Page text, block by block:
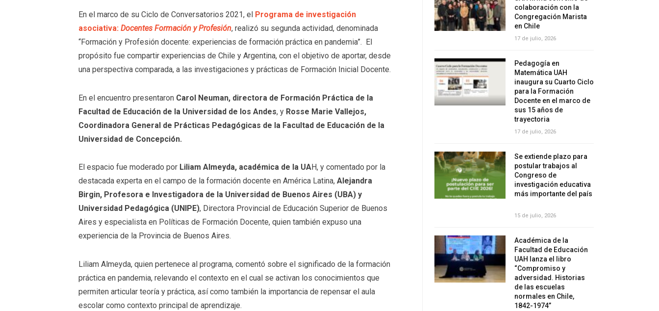
En el marco de su Ciclo de Conversatorios 2021, el Programa de investigación
asociativa:Docentes Formación y Profesión, realizó su segunda actividad, denominada
“Formación y Profesión docente: experiencias de formación práctica en pandemia”. El
propósito fue compartir experiencias de Chile y Argentina, con el objetivo de aportar, desde
una perspectiva comparada, a las investigaciones y prácticas de Formación Inicial Docente.
En el encuentro presentaron Carol Neuman, directora de Formación Práctica de la
Facultad de Educación de la Universidad de los Andes, y Rosse Marie Vallejos,
Coordinadora General de Prácticas Pedagógicas de la Facultad de Educación de la
Universidad de Concepción.
El espacio fue moderado por Liliam Almeyda, académica de la UAH, y comentado por la
destacada experta en el campo de la formación docente en América Latina,Alejandra
Birgin, Profesora e Investigadora de la Universidad de Buenos Aires (UBA) y
Universidad Pedagógica (UNIPE), Directora Provincial de Educación Superior de Buenos
Aires y especialista en Políticas de Formación Docente, quien también expuso una
experiencia de la Provincia de Buenos Aires.
Liliam Almeyda, quien pertenece al programa, comentó sobre el significado de la formación
práctica en pandemia, relevando el contexto en el cual se activan los conocimientos que
permiten articular teoría y práctica, así como también la importancia de repensar el aula
escolar como contexto principal de aprendizaje.
colaboración con la
Congregación Marista
en Chile
17 de julio, 2026
Pedagogía en
Matemática UAH
inaugura su Cuarto Ciclo
para la Formación
Docente en el marco de
sus 15 años de
trayectoria
17 de julio, 2026
Se extiende plazo para
postular trabajos al
Congreso de
investigación educativa
más importante del país
15 de julio, 2026
Académica de la
Facultad de Educación
UAH lanza el libro
“Compromiso y
adversidad. Historias
de las escuelas
normales en Chile,
1842-1974”